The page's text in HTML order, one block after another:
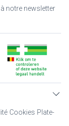
notre newsletter
Cookies Plate-